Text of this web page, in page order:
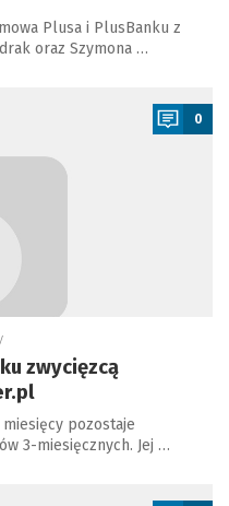
Plusa i PlusBanku z
oraz Szymona …
0
zwycięzcą
miesięcy pozostaje
3-miesięcznych. Jej …